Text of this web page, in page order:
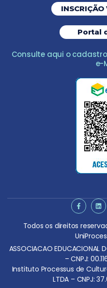
Portal
Consulte aqui o
e-
Todos os direitos
ASSOCIACAO EDUCACIONAL
– CNPJ:
Instituto Processus de
LTDA – CNPJ: